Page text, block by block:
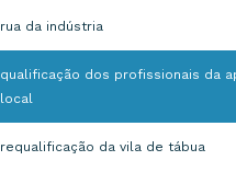
rua da indústria
qualificação dos profissionais da
local
requalificação da vila de tábua